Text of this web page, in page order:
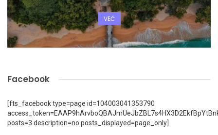
VEČ
Facebook
[fts_facebook type=page id=104003041353790
posts=3 description=no posts_displayed=page_only]